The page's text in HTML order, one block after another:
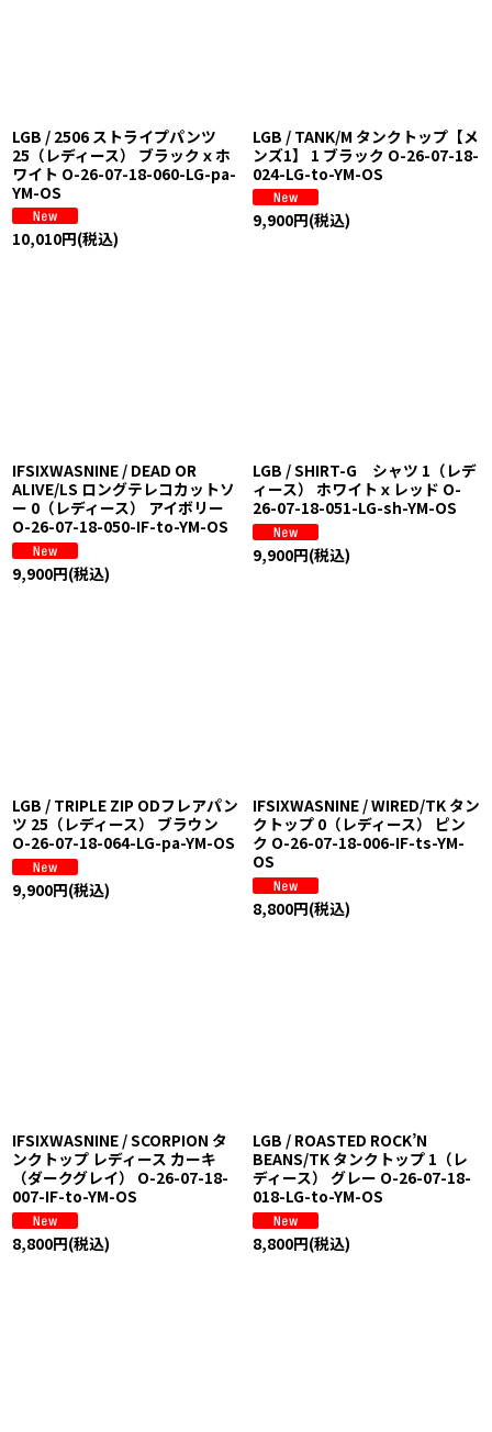
LGB / 2506 ストライプパンツ
25（レディース） ブラックｘホ
ワイト O-26-07-18-060-LG-pa-
YM-OS
10,010円(税込)
LGB / TANK/M タンクトップ【メ
ンズ1】 1 ブラック O-26-07-18-
024-LG-to-YM-OS
9,900円(税込)
IFSIXWASNINE / DEAD OR
ALIVE/LS ロングテレコカットソ
ー 0（レディース） アイボリー
O-26-07-18-050-IF-to-YM-OS
9,900円(税込)
LGB / SHIRT-G シャツ 1（レデ
ィース） ホワイトｘレッド O-
26-07-18-051-LG-sh-YM-OS
9,900円(税込)
LGB / TRIPLE ZIP ODフレアパン
ツ 25（レディース） ブラウン
O-26-07-18-064-LG-pa-YM-OS
9,900円(税込)
IFSIXWASNINE / WIRED/TK タン
クトップ 0（レディース） ピン
ク O-26-07-18-006-IF-ts-YM-
OS
8,800円(税込)
IFSIXWASNINE / SCORPION タ
ンクトップ レディース カーキ
（ダークグレイ） O-26-07-18-
007-IF-to-YM-OS
8,800円(税込)
LGB / ROASTED ROCK’N
BEANS/TK タンクトップ 1（レ
ディース） グレー O-26-07-18-
018-LG-to-YM-OS
8,800円(税込)